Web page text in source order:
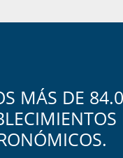
MÁS DE